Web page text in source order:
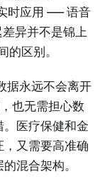
时应用 —— 语音
异并不是锦上
的区别。
据永远不会离开
也无需担心数
医疗保健和金
又需要高准确
混合架构。